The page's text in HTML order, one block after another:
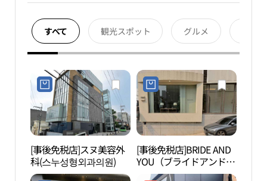
すべて 観光スポット グルメ
[事後免税店]スヌ美容外
科(스누성형외과의원)
[事後免税店]BRIDE AND
YOU（ブライドアンドユ
ー）(브라이드앤유)